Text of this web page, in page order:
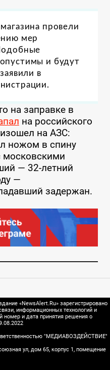
провели
мер
и будут
в
на заправке в
на российского
на АЗС:
ножом в спину
московскими
— 32-летний
—
задержан.
«NewsAlert.Ru» зарегистрировано
информационных технологий и
и дата принятия решения о
"МЕДИАВОЗДЕЙСТВИЕ"
ул, дом 65, корпус 1, помещение